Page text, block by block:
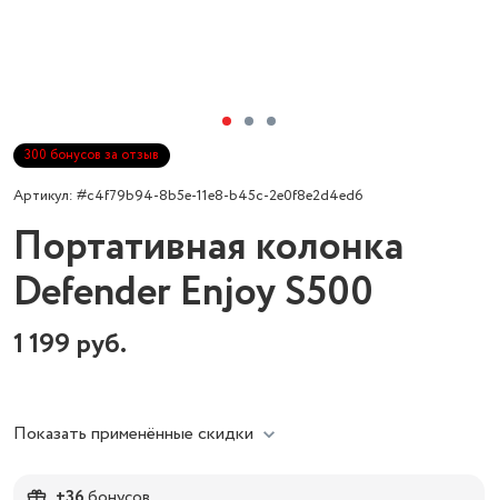
300 бонусов за отзыв
Артикул: #c4f79b94-8b5e-11e8-b45c-2e0f8e2d4ed6
Портативная колонка
Defender Enjoy S500
1 199 руб.
Показать применённые скидки